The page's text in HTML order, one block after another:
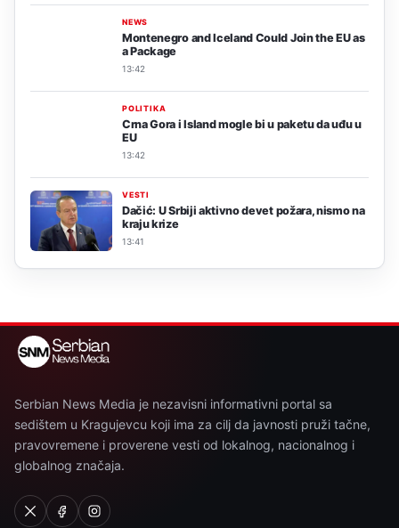
NEWS
Montenegro and Iceland Could Join the EU as
a Package
13:42
POLITIKA
Crna Gora i Island mogle bi u paketu da uđu u
EU
13:42
VESTI
Dačić: U Srbiji aktivno devet požara, nismo na
kraju krize
13:41
Serbian News Media je nezavisni informativni portal sa
sedištem u Kragujevcu koji ima za cilj da javnosti pruži tačne,
pravovremene i proverene vesti od lokalnog, nacionalnog i
globalnog značaja.